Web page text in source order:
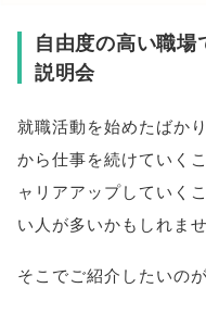
自由度の高い職
説明会
就職活動を始めたばか
から仕事を続けていく
ャリアアップしていく
い人が多いかもしれま
そこでご紹介したいのが